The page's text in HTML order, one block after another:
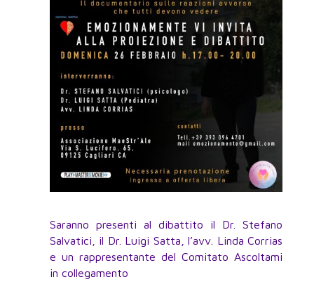
Saranno presenti al dibattito il Dr. Stefano
Salvatici, il Dr. Luigi Satta, l’avv. Linda Corrias
e un rappresentante del Comitato Ascoltami
in collegamento